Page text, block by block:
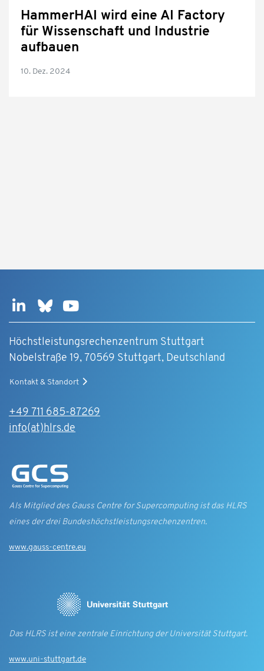
HammerHAI wird eine AI Factory
für Wissenschaft und Industrie
aufbauen
10. Dez. 2024
Höchstleistungsrechenzentrum Stuttgart
Nobelstraße 19, 70569 Stuttgart, Deutschland
Kontakt & Standort
+49 711 685-87269
info(at)hlrs.de
Als Mitglied des Gauss Centre for Supercomputing ist das HLRS
eines der drei Bundes­höchst­leistungs­rechen­zentren.
www.gauss-centre.eu
Das HLRS ist eine zentrale Einrichtung der Universität Stuttgart.
www.uni-stuttgart.de